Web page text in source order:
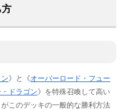
方
》と《オーバーロード・フュー
ドラゴン》を特殊召喚して高い
このデッキの一般的な勝利方法